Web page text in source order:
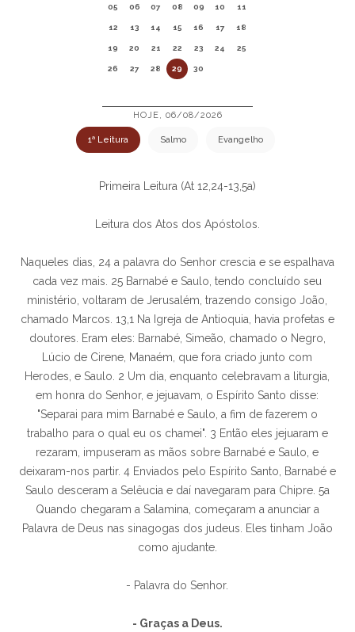
05 06 07 08 09 10 11
12 13 14 15 16 17 18
19 20 21 22 23 24 25
26 27 28 29 30
HOJE, 06/08/2026
1ª Leitura Salmo Evangelho
Primeira Leitura (At 12,24-13,5a)
Leitura dos Atos dos Apóstolos.
Naqueles dias, 24 a palavra do Senhor crescia e se espalhava
cada vez mais. 25 Barnabé e Saulo, tendo concluído seu
ministério, voltaram de Jerusalém, trazendo consigo João,
chamado Marcos. 13,1 Na Igreja de Antioquia, havia profetas e
doutores. Eram eles: Barnabé, Simeão, chamado o Negro,
Lúcio de Cirene, Manaém, que fora criado junto com
Herodes, e Saulo. 2 Um dia, enquanto celebravam a liturgia,
em honra do Senhor, e jejuavam, o Espírito Santo disse:
"Separai para mim Barnabé e Saulo, a fim de fazerem o
trabalho para o qual eu os chamei". 3 Então eles jejuaram e
rezaram, impuseram as mãos sobre Barnabé e Saulo, e
deixaram-nos partir. 4 Enviados pelo Espírito Santo, Barnabé e
Saulo desceram a Selêucia e daí navegaram para Chipre. 5a
Quando chegaram a Salamina, começaram a anunciar a
Palavra de Deus nas sinagogas dos judeus. Eles tinham João
como ajudante.
- Palavra do Senhor.
- Graças a Deus.